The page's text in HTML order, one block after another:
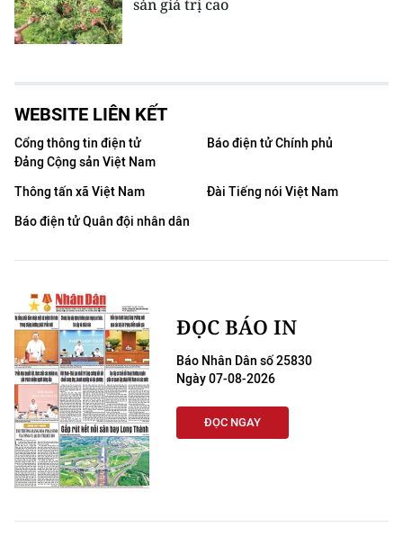
sản giá trị cao
WEBSITE LIÊN KẾT
Cổng thông tin điện tử
Đảng Cộng sản Việt Nam
Báo điện tử Chính phủ
Thông tấn xã Việt Nam
Đài Tiếng nói Việt Nam
Báo điện tử Quân đội nhân dân
ĐỌC BÁO IN
Báo Nhân Dân số 25830
Ngày 07-08-2026
ĐỌC NGAY